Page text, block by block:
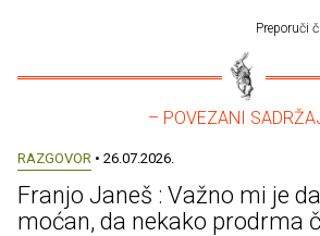
Preporuči
– POVEZANI
RAZGOVOR • 26.07.2026.
Franjo Janeš : Važno mi je
moćan, da nekako prodrma